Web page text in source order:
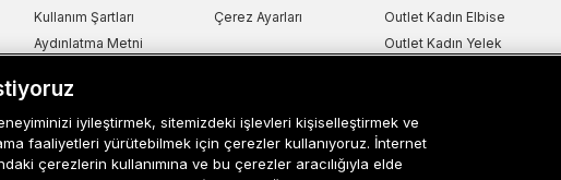
Kullanım Şartları
Aydınlatma Metni
Misafir Üye Sipariş Takip
İşlem Rehberi
Çerez Ayarları
Outlet Kadın Elbise
Outlet Kadın Yelek
Outlet Kadın Çanta & Cüzdan
iyileştirmek, sitemizdeki işlevleri kişiselleştirmek ve
faaliyetleri yürütebilmek için çerezler kullanıyoruz. İnternet
çerezlerin kullanımına ve bu çerezler aracılığıyla elde